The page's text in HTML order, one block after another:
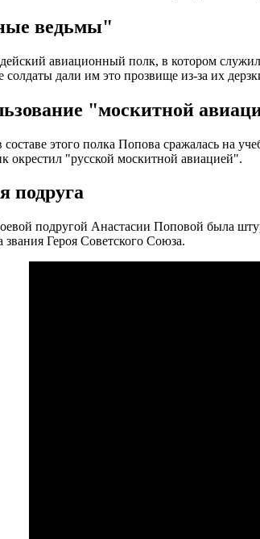
ведьмы"
авиационный полк, в котором
солдаты дали им это прозвище из-за их
"москитной
этого полка Попова сражалась на
окрестил "русской москитной авиацией".
подруга
подругой Анастасии Поповой была
звания Героя Советского Союза.